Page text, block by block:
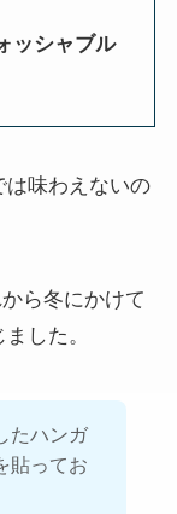
ッシャブル
は味わえないの
ら冬にかけて
した。
たハンガ
貼ってお